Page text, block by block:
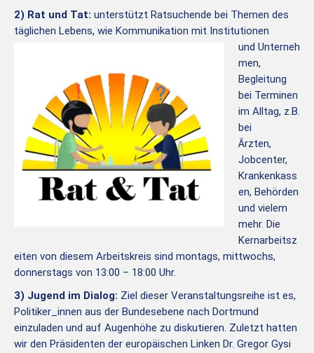
2) Rat und Tat: unterstützt Ratsuchende bei Themen des
täglichen Lebens, wie Kommunikation mit Institutionen
und Unterneh
men,
Begleitung
bei Terminen
im Alltag, z.B.
bei
Ärzten,
Jobcenter,
Krankenkass
en, Behörden
und vielem
mehr. Die
Kernarbeitsz
eiten von diesem Arbeitskreis sind montags, mittwochs,
donnerstags von 13:00 – 18:00 Uhr.
3) Jugend im Dialog: Ziel dieser Veranstaltungsreihe ist es,
Politiker_innen aus der Bundesebene nach Dortmund
einzuladen und auf Augenhöhe zu diskutieren. Zuletzt hatten
wir den Präsidenten der europäischen Linken Dr. Gregor Gysi